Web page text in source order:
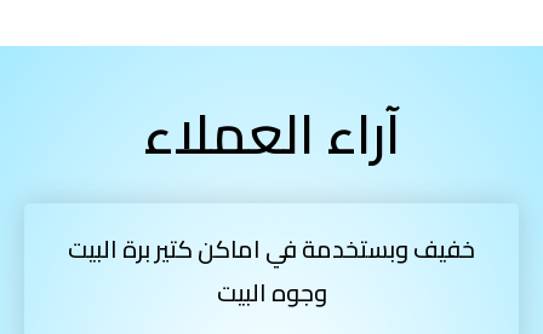
آراء العملاء
خفيف وبستخدمة في اماكن كتير برة البيت
وجوه البيت